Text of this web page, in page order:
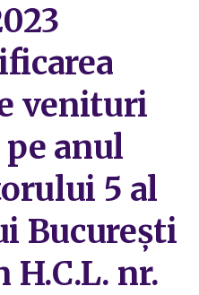
venituri
anul
5 al
București
nr.